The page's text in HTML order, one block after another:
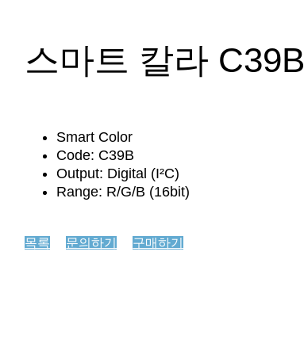
스마트 칼라 C39B
Smart Color
Code: C39B
Output: Digital (I²C)
Range: R/G/B (16bit)
목록 문의하기 구매하기